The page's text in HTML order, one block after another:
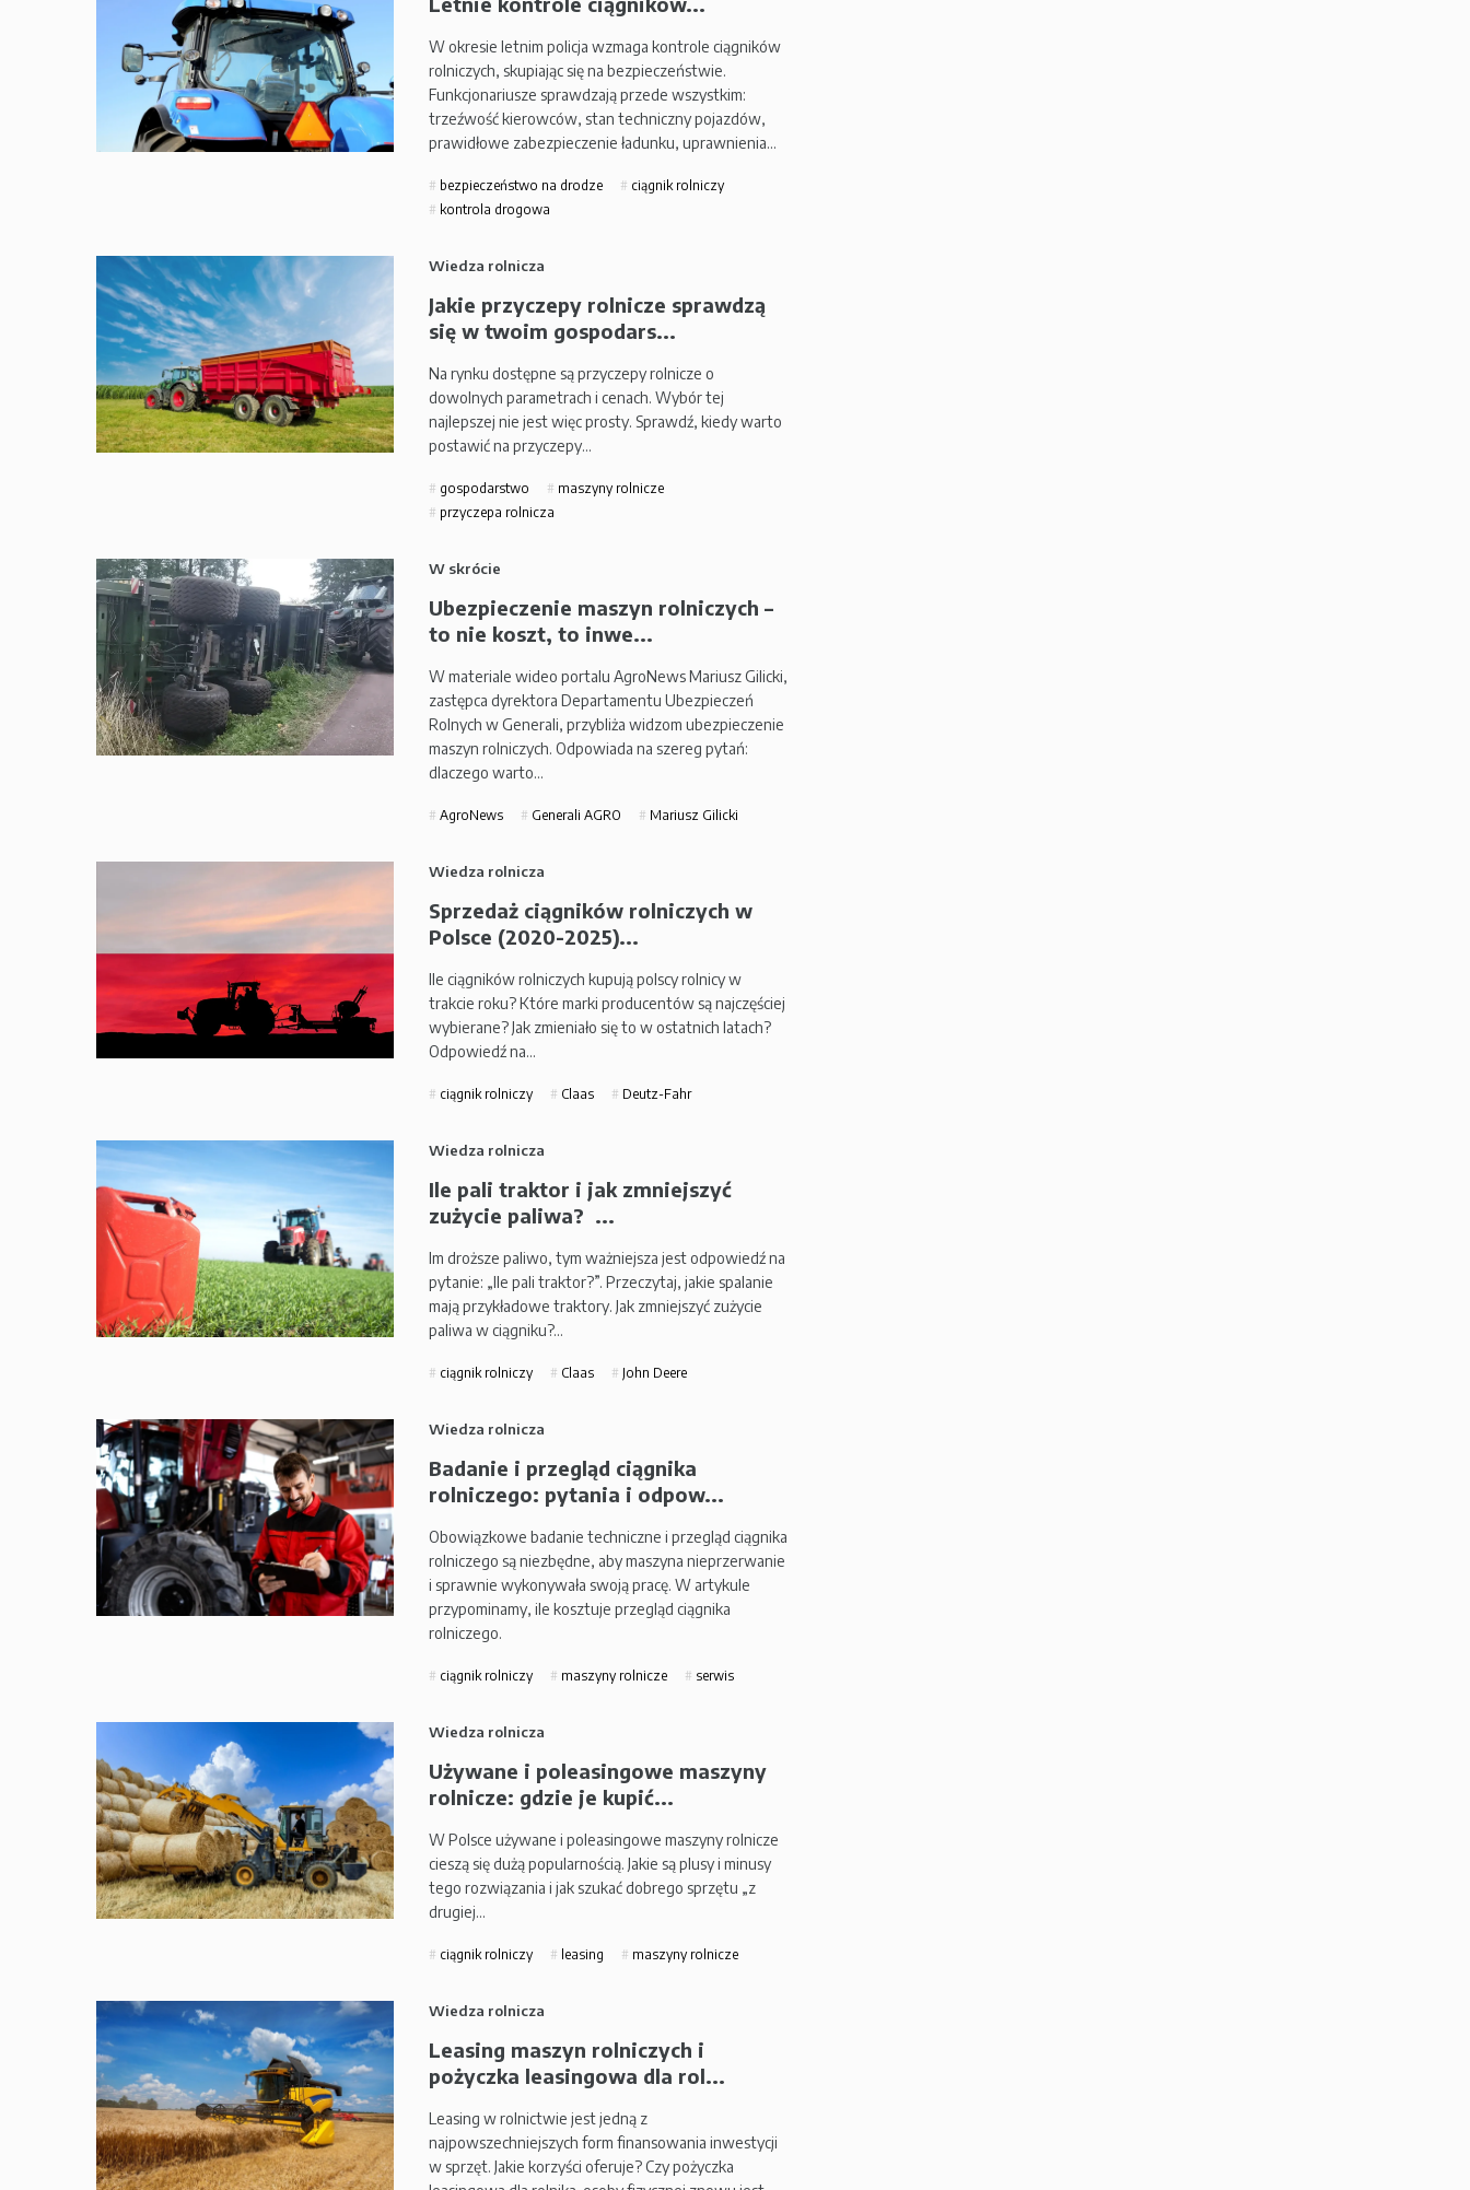
W okresie letnim policja wzmaga kontrole ciągników
rolniczych, skupiając się na bezpieczeństwie.
Funkcjonariusze sprawdzają przede wszystkim:
trzeźwość kierowców, stan techniczny pojazdów,
prawidłowe zabezpieczenie ładunku, uprawnienia…
bezpieczeństwo na drodze
ciągnik rolniczy
kontrola drogowa
Wiedza rolnicza
Jakie przyczepy rolnicze sprawdzą
się w twoim gospodars...
Na rynku dostępne są przyczepy rolnicze o
dowolnych parametrach i cenach. Wybór tej
najlepszej nie jest więc prosty. Sprawdź, kiedy warto
postawić na przyczepy…
gospodarstwo
maszyny rolnicze
przyczepa rolnicza
W skrócie
Ubezpieczenie maszyn rolniczych –
to nie koszt, to inwe...
W materiale wideo portalu AgroNews Mariusz Gilicki,
zastępca dyrektora Departamentu Ubezpieczeń
Rolnych w Generali, przybliża widzom ubezpieczenie
maszyn rolniczych. Odpowiada na szereg pytań:
dlaczego warto…
AgroNews Generali AGRO Mariusz Gilicki
Wiedza rolnicza
Sprzedaż ciągników rolniczych w
Polsce (2020-2025)...
Ile ciągników rolniczych kupują polscy rolnicy w
trakcie roku? Które marki producentów są najczęściej
wybierane? Jak zmieniało się to w ostatnich latach?
Odpowiedź na…
ciągnik rolniczy Claas Deutz-Fahr
Wiedza rolnicza
Ile pali traktor i jak zmniejszyć
zużycie paliwa? ...
Im droższe paliwo, tym ważniejsza jest odpowiedź na
pytanie: „Ile pali traktor?”. Przeczytaj, jakie spalanie
mają przykładowe traktory. Jak zmniejszyć zużycie
paliwa w ciągniku?…
ciągnik rolniczy Claas John Deere
Wiedza rolnicza
Badanie i przegląd ciągnika
rolniczego: pytania i odpow...
Obowiązkowe badanie techniczne i przegląd ciągnika
rolniczego są niezbędne, aby maszyna nieprzerwanie
i sprawnie wykonywała swoją pracę. W artykule
przypominamy, ile kosztuje przegląd ciągnika
rolniczego.
ciągnik rolniczy maszyny rolnicze serwis
Wiedza rolnicza
Używane i poleasingowe maszyny
rolnicze: gdzie je kupić...
W Polsce używane i poleasingowe maszyny rolnicze
cieszą się dużą popularnością. Jakie są plusy i minusy
tego rozwiązania i jak szukać dobrego sprzętu „z
drugiej…
ciągnik rolniczy leasing maszyny rolnicze
Wiedza rolnicza
Leasing maszyn rolniczych i
pożyczka leasingowa dla rol...
Leasing w rolnictwie jest jedną z
najpowszechniejszych form finansowania inwestycji
w sprzęt. Jakie korzyści oferuje? Czy pożyczka